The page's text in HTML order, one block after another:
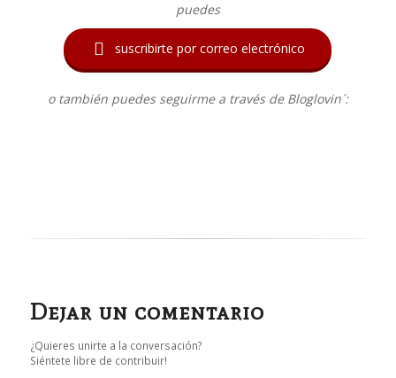
puedes
 suscribirte por correo electrónico
o también puedes seguirme a través de Bloglovin´:
Dejar un comentario
¿Quieres unirte a la conversación?
Siéntete libre de contribuir!